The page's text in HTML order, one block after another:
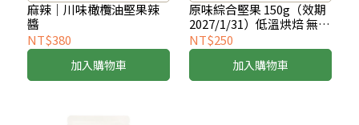
麻辣｜川味橄欖油堅果辣
醬
NT$380
加入購物車
原味綜合堅果 150g（效期
2027/1/31）低溫烘焙 無添
加堅果
NT$250
加入購物車